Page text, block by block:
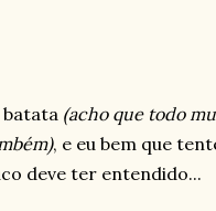
batata (acho que todo
, e eu bem que
deve ter entendido...